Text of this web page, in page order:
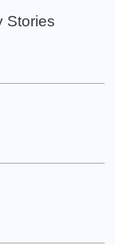
Stories